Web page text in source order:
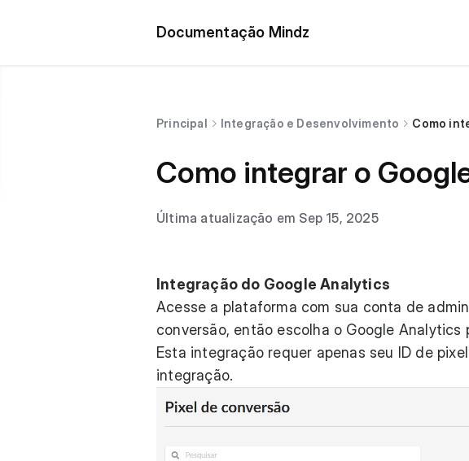
Documentação Mindz
Principal Integração e Desenvolvimento Como
Como integrar o
Última atualização em Sep 15, 2025
Integração do Google Analytics
Acesse a plataforma com sua conta de
conversão, então escolha o Google
Esta integração requer apenas seu ID de
integração.